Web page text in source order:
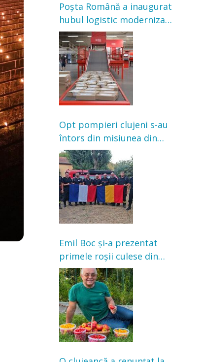
Poșta Română a inaugurat
hubul logistic modernizat
din Cluj-Napoca. Investiție
de 3 milioane de euro
Opt pompieri clujeni s-au
întors din misiunea din
Franța. Au intervenit la
incendii de vegetație și
pădure
Emil Boc și-a prezentat
primele roșii culese din
grădină: „Niciun magazin
nu poate oferi această
satisfacție”